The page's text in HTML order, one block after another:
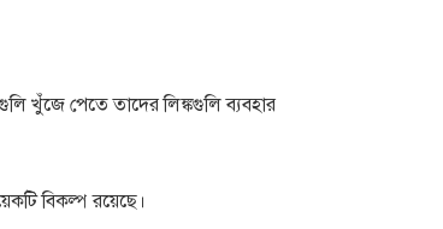
খুঁজে পেতে তাদের লিঙ্কগুলি ব্যবহার
বিকল্প রয়েছে।